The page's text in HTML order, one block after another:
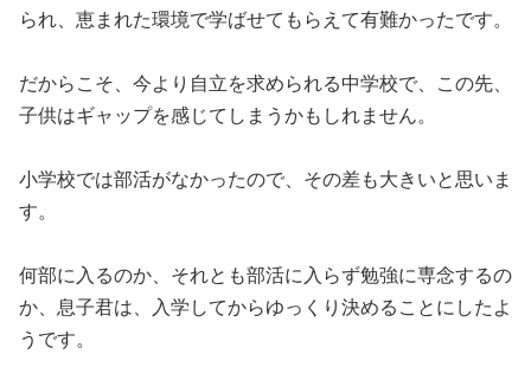
られ、恵まれた環境で学ばせてもらえて有難かったです。
だからこそ、今より自立を求められる中学校で、この先、
子供はギャップを感じてしまうかもしれません。
小学校では部活がなかったので、その差も大きいと思いま
す。
何部に入るのか、それとも部活に入らず勉強に専念するの
か、息子君は、入学してからゆっくり決めることにしたよ
うです。